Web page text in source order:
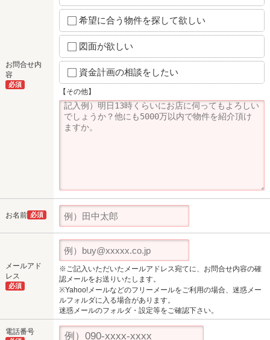
お問合せ内
容
必須
希望に合う物件を探して欲しい
図面が欲しい
資金計画の相談をしたい
【その他】
お名前 必須
メールアド
レス
必須
※ご記入いただいたメールアドレス宛てに、お問合せ内容の確
認メールをお送りいたします。
※Yahoo!メールなどのフリーメールをご利用の場合、迷惑メー
ルフォルダに入る場合があります。
迷惑メールのフォルダ・設定等をご確認下さい。
電話番号